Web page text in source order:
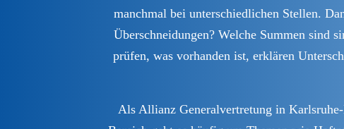
manchmal bei unterschiedlichen Stellen.
Überschneidungen? Welche Summen sind
prüfen, was vorhanden ist, erklären
Als Allianz Generalvertretung in